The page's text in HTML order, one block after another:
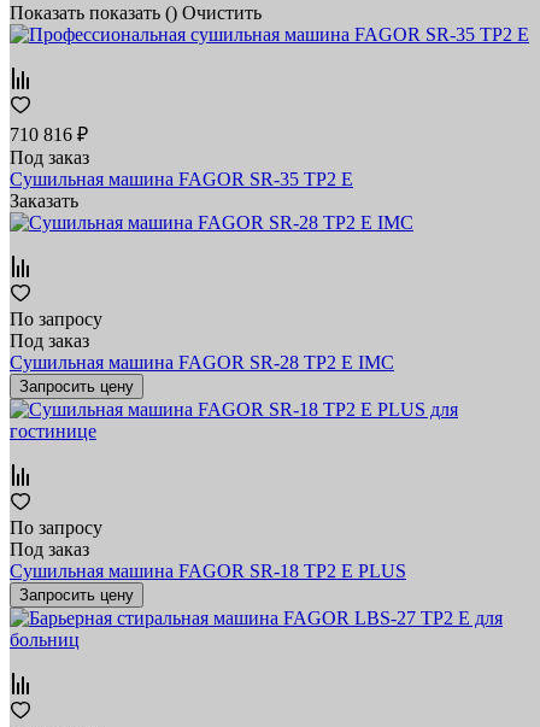
Показать показать () Очистить
710 816 ₽
Под заказ
Сушильная машина FAGOR SR-35 TP2 E
Заказать
По запросу
Под заказ
Сушильная машина FAGOR SR-28 TP2 E IMC
Запросить цену
По запросу
Под заказ
Сушильная машина FAGOR SR-18 TP2 E PLUS
Запросить цену